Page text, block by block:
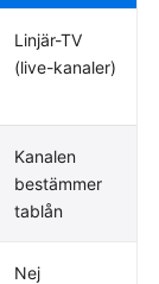
Linjär-TV
(live-kanaler)
Kanalen
bestämmer
tablån
Nej